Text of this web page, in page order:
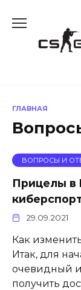
содержанию
ГЛАВНАЯ
ВОПРОСЫ И
Прицелы в
29.09.2021
Как
Итак, для
очевидный и
получить